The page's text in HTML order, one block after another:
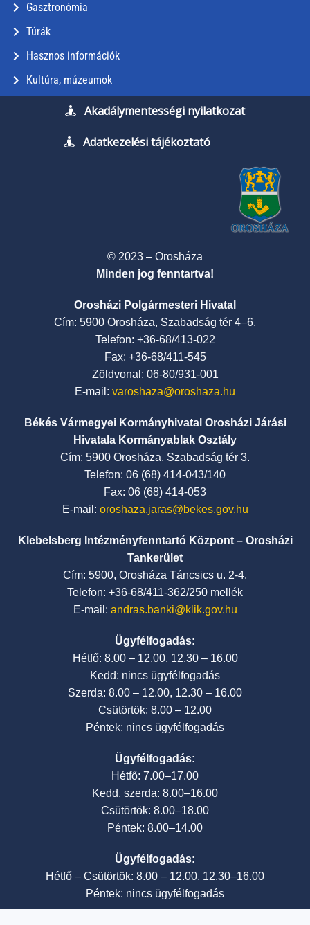
Gasztronómia
Túrák
Hasznos információk
Kultúra, múzeumok
Akadálymentességi nyilatkozat
Adatkezelési tájékoztató
© 2023 – Orosháza
Minden jog fenntartva!
Orosházi Polgármesteri Hivatal
Cím: 5900 Orosháza, Szabadság tér 4–6.
Telefon: +36-68/413-022
Fax: +36-68/411-545
Zöldvonal: 06-80/931-001
E-mail: varoshaza@oroshaza.hu
Békés Vármegyei Kormányhivatal Orosházi Járási
Hivatala Kormányablak Osztály
Cím: 5900 Orosháza, Szabadság tér 3.
Telefon: 06 (68) 414-043/140
Fax: 06 (68) 414-053
E-mail: oroshaza.jaras@bekes.gov.hu
Klebelsberg Intézményfenntartó Központ – Orosházi
Tankerület
Cím: 5900, Orosháza Táncsics u. 2-4.
Telefon: +36-68/411-362/250 mellék
E-mail: andras.banki@klik.gov.hu
Ügyfélfogadás:
Hétfő: 8.00 – 12.00, 12.30 – 16.00
Kedd: nincs ügyfélfogadás
Szerda: 8.00 – 12.00, 12.30 – 16.00
Csütörtök: 8.00 – 12.00
Péntek: nincs ügyfélfogadás
Ügyfélfogadás:
Hétfő: 7.00–17.00
Kedd, szerda: 8.00–16.00
Csütörtök: 8.00–18.00
Péntek: 8.00–14.00
Ügyfélfogadás:
Hétfő – Csütörtök: 8.00 – 12.00, 12.30–16.00
Péntek: nincs ügyfélfogadás